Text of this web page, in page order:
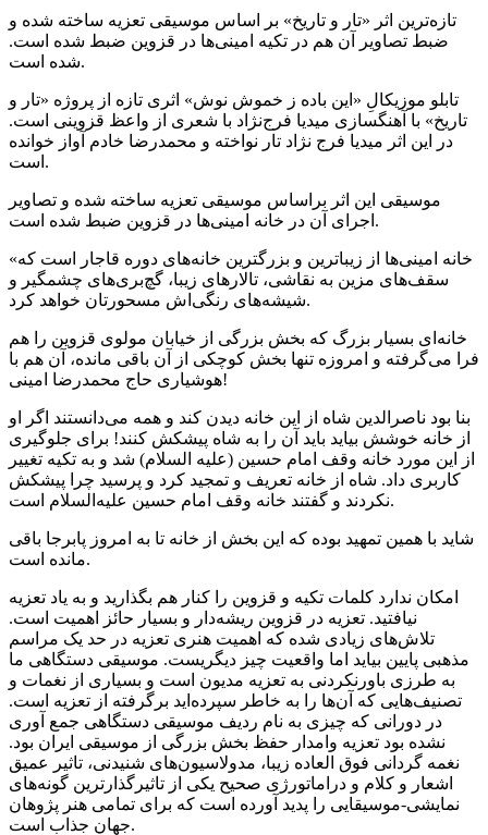
تازه‌ترین اثر «تار و تاریخ» بر اساس موسیقی تعزیه ساخته شده و
ضبط تصاویر آن هم در تکیه امینی‌ها در قزوین ضبط شده است.
شده است.
تابلو موزیکالِ «این باده ز خموش نوش» اثری تازه از پروژه «تار و
تاریخ» با آهنگسازی میدیا فرج‌نژاد با شعری از واعظ قزوینی است.
در این اثر میدیا فرج نژاد تار نواخته و محمدرضا خادم آواز خوانده
است.
موسیقی این اثر براساس موسیقی تعزیه ساخته شده و تصاویر
اجرای آن در خانه امینی‌ها در قزوین ضبط شده است.
«خانه امینی‌ها از زیباترین و بزرگترین خانه‌های دوره قاجار است که
سقف‌های مزین به نقاشی، تالارهای زیبا، گچ‌بری‌های چشمگیر و
شیشه‌های رنگی‌اش مسحورتان خواهد کرد.
خانه‌ای بسیار بزرگ که بخش بزرگی از خیابان مولوی قزوین را هم
فرا می‌گرفته و امروزه تنها بخش کوچکی از آن باقی مانده، آن هم با
هوشیاری حاج محمدرضا امینی!
بنا بود ناصرالدین شاه از این خانه دیدن کند و همه می‌دانستند اگر او
از خانه خوشش بیاید باید آن را به شاه پیشکش کنند! برای جلوگیری
از این مورد خانه وقف امام حسین (علیه السلام) شد و به تکیه تغییر
کاربری داد. شاه از خانه تعریف و تمجید کرد و پرسید چرا پیشکش
نکردند و گفتند خانه وقف امام حسین علیه‌السلام است.
شاید با همین تمهید بوده که این بخش از خانه تا به امروز پابرجا باقی
مانده است.
امکان ندارد کلمات تکیه و قزوین را کنار هم بگذارید و به یاد تعزیه
نیافتید. تعزیه در قزوین ریشه‌دار و بسیار حائز اهمیت است.
تلاش‌های زیادی شده که اهمیت هنری تعزیه در حد یک مراسم
مذهبی پایین بیاید اما واقعیت چیز دیگریست. موسیقی دستگاهی ما
به طرزی باورنکردنی به تعزیه مدیون است و بسیاری از نغمات و
تصنیف‌هایی که آن‌ها را به خاطر سپرده‌اید برگرفته از تعزیه است.
در دورانی که چیزی به نام ردیف موسیقی دستگاهی جمع آوری
نشده بود تعزیه وامدار حفظ بخش بزرگی از موسیقی ایران بود.
نغمه گردانی فوق العاده زیبا، مدولاسیون‌های شنیدنی، تاثیر عمیق
اشعار و کلام و دراماتورژی صحیح یکی از تاثیرگذارترین گونه‌های
نمایشی-موسیقایی را پدید آورده است که برای تمامی هنر پژوهان
جهان جذاب است.